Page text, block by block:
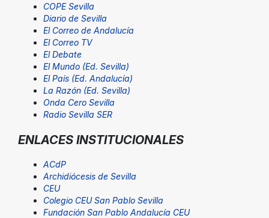
COPE Sevilla
Diario de Sevilla
El Correo de Andalucía
El Correo TV
El Debate
El Mundo (Ed. Sevilla)
El País (Ed. Andalucía)
La Razón (Ed. Sevilla)
Onda Cero Sevilla
Radio Sevilla SER
ENLACES INSTITUCIONALES
ACdP
Archidiócesis de Sevilla
CEU
Colegio CEU San Pablo Sevilla
Fundación San Pablo Andalucía CEU